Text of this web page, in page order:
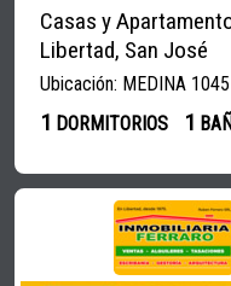
Casas y
Libertad, San José
Ubicación: MEDINA 1045
1 DORMITORIOS 1